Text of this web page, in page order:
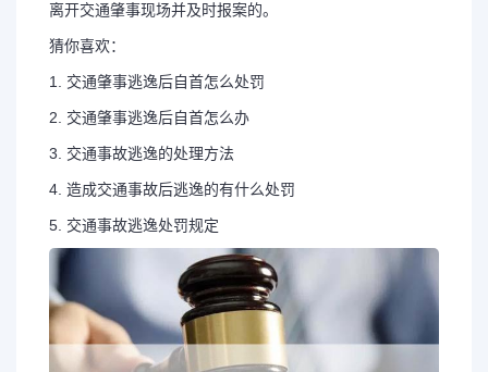
离开交通肇事现场并及时报案的。
猜你喜欢：
1. 交通肇事逃逸后自首怎么处罚
2. 交通肇事逃逸后自首怎么办
3. 交通事故逃逸的处理方法
4. 造成交通事故后逃逸的有什么处罚
5. 交通事故逃逸处罚规定